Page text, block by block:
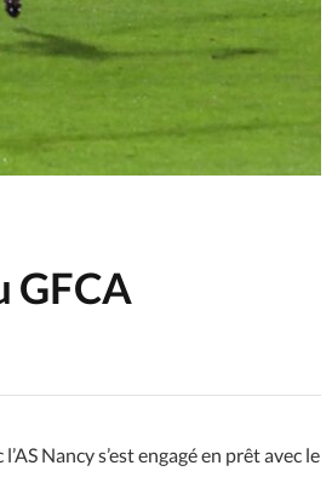
GFCA
Nancy s’est engagé en prêt avec le